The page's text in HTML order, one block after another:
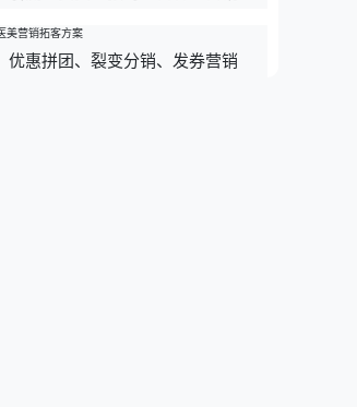
优惠拼团、裂变分销、发券营销